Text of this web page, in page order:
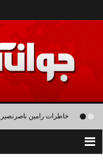
خاطرات رامین
Toggle